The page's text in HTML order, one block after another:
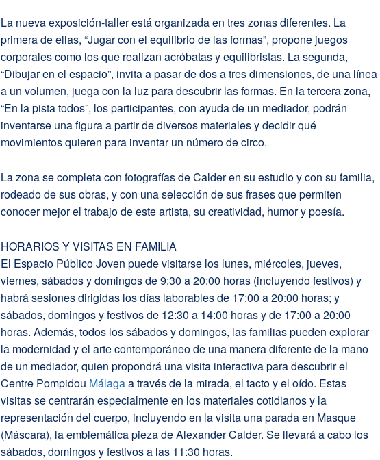
La nueva exposición-taller está organizada en tres zonas diferentes. La
primera de ellas, “Jugar con el equilibrio de las formas”, propone juegos
corporales como los que realizan acróbatas y equilibristas. La segunda,
“Dibujar en el espacio”, invita a pasar de dos a tres dimensiones, de una línea
a un volumen, juega con la luz para descubrir las formas. En la tercera zona,
“En la pista todos”, los participantes, con ayuda de un mediador, podrán
inventarse una figura a partir de diversos materiales y decidir qué
movimientos quieren para inventar un número de circo.
La zona se completa con fotografías de Calder en su estudio y con su familia,
rodeado de sus obras, y con una selección de sus frases que permiten
conocer mejor el trabajo de este artista, su creatividad, humor y poesía.
HORARIOS Y VISITAS EN FAMILIA
El Espacio Público Joven puede visitarse los lunes, miércoles, jueves,
viernes, sábados y domingos de 9:30 a 20:00 horas (incluyendo festivos) y
habrá sesiones dirigidas los días laborables de 17:00 a 20:00 horas; y
sábados, domingos y festivos de 12:30 a 14:00 horas y de 17:00 a 20:00
horas. Además, todos los sábados y domingos, las familias pueden explorar
la modernidad y el arte contemporáneo de una manera diferente de la mano
de un mediador, quien propondrá una visita interactiva para descubrir el
Centre Pompidou Málagaa través de la mirada, el tacto y el oído. Estas
visitas se centrarán especialmente en los materiales cotidianos y la
representación del cuerpo, incluyendo en la visita una parada en Masque
(Máscara), la emblemática pieza de Alexander Calder. Se llevará a cabo los
sábados, domingos y festivos a las 11:30 horas.